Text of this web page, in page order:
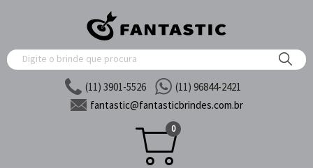
(11) 3901-5526
(11) 96844-2421
fantastic@fantasticbrindes.com.br
0